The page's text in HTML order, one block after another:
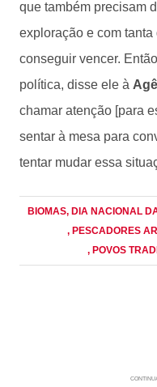
que também precisam
exploração e com
conseguir vencer.
política, disse ele à
chamar atenção [para
sentar à mesa para
tentar mudar essa
BIOMAS, DIA NACIONAL
, PESCADORES
, POVOS